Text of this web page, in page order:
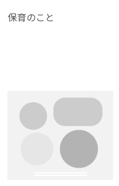
保育のこと